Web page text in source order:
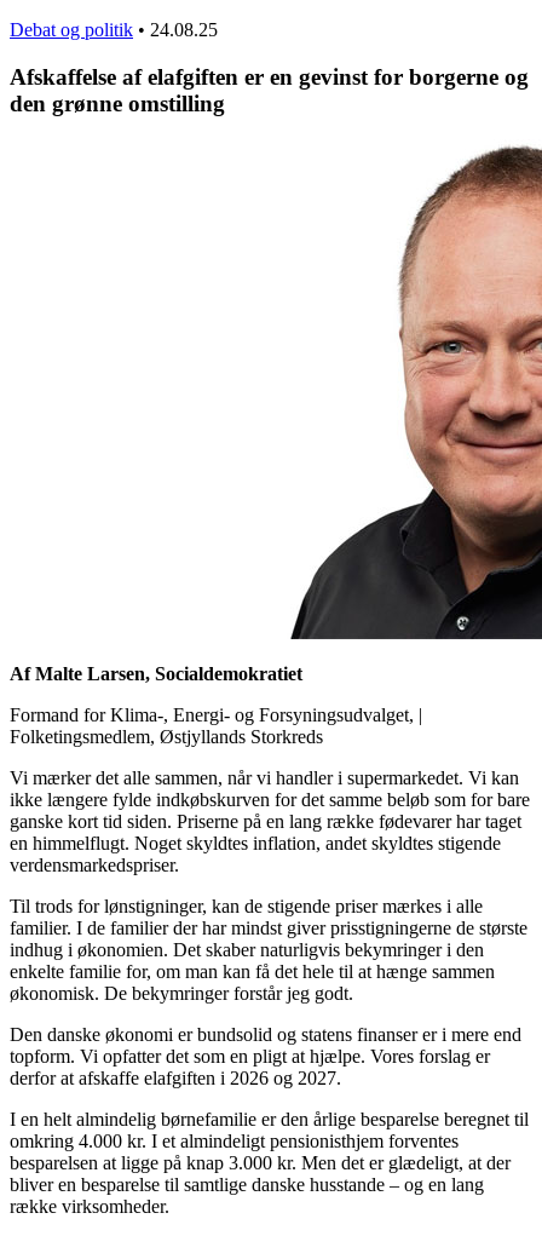
Debat og politik • 24.08.25
Afskaffelse af elafgiften er en gevinst for borgerne og
den grønne omstilling
Af Malte Larsen, Socialdemokratiet
Formand for Klima-, Energi- og Forsyningsudvalget, |
Folketingsmedlem, Østjyllands Storkreds
Vi mærker det alle sammen, når vi handler i supermarkedet. Vi kan
ikke længere fylde indkøbskurven for det samme beløb som for bare
ganske kort tid siden. Priserne på en lang række fødevarer har taget
en himmelflugt. Noget skyldtes inflation, andet skyldtes stigende
verdensmarkedspriser.
Til trods for lønstigninger, kan de stigende priser mærkes i alle
familier. I de familier der har mindst giver prisstigningerne de største
indhug i økonomien. Det skaber naturligvis bekymringer i den
enkelte familie for, om man kan få det hele til at hænge sammen
økonomisk. De bekymringer forstår jeg godt.
Den danske økonomi er bundsolid og statens finanser er i mere end
topform. Vi opfatter det som en pligt at hjælpe. Vores forslag er
derfor at afskaffe elafgiften i 2026 og 2027.
I en helt almindelig børnefamilie er den årlige besparelse beregnet til
omkring 4.000 kr. I et almindeligt pensionisthjem forventes
besparelsen at ligge på knap 3.000 kr. Men det er glædeligt, at der
bliver en besparelse til samtlige danske husstande – og en lang
række virksomheder.